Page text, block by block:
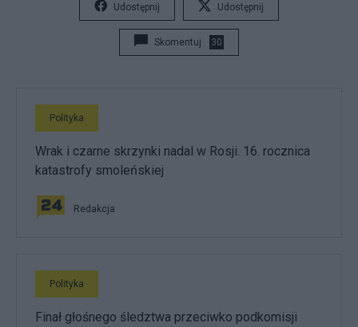
Udostępnij Udostępnij
Skomentuj 30
Polityka
Wrak i czarne skrzynki nadal w Rosji. 16. rocznica
katastrofy smoleńskiej
Redakcja
Polityka
Finał głośnego śledztwa przeciwko podkomisji